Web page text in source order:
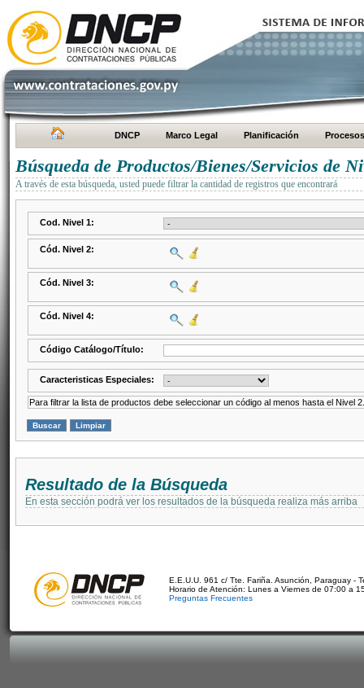
DNCP Marco Legal Planificación Procesos
Búsqueda de Productos/Bienes/Servicios de
A través de esta búsqueda, usted puede filtrar la cantidad de registros que encontrará
Cod. Nivel 1:
Cód. Nivel 2:
Cód. Nivel 3:
Cód. Nivel 4:
Código Catálogo/Título:
Caracteristicas Especiales:
Para filtrar la lista de productos debe seleccionar un código al menos hasta el Nivel 2.
Resultado de la Búsqueda
En esta sección podrá ver los resultados de la búsqueda realiza más arriba
E.E.U.U. 961 c/ Tte. Fariña. Asunción, Paraguay -
Horario de Atención: Lunes a Viernes de 07:00 a
Preguntas Frecuentes